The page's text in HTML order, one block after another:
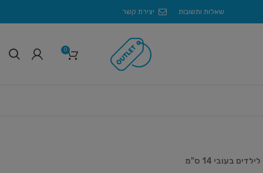
שאלות ותשובות יצירת קשר
0
בעובי 14 ס"מ